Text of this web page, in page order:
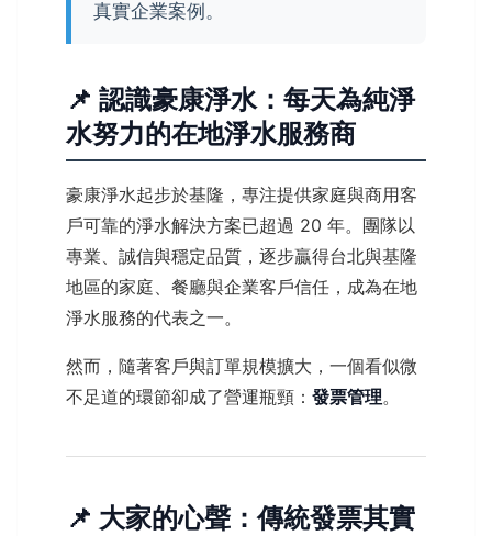
真實企業案例。
📌 認識豪康淨水：每天為純淨
水努力的在地淨水服務商
豪康淨水起步於基隆，專注提供家庭與商用客
戶可靠的淨水解決方案已超過 20 年。團隊以
專業、誠信與穩定品質，逐步贏得台北與基隆
地區的家庭、餐廳與企業客戶信任，成為在地
淨水服務的代表之一。
然而，隨著客戶與訂單規模擴大，一個看似微
不足道的環節卻成了營運瓶頸： 發票管理。
📌 大家的心聲：傳統發票其實